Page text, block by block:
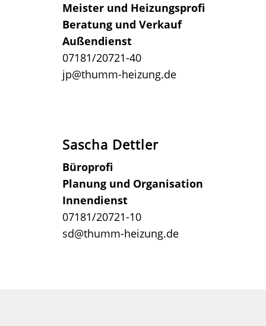
Meister und Heizungsprofi
Beratung und Verkauf
Außendienst
07181/20721-40
jp@thumm-heizung.de
Sascha Dettler
Büroprofi
Planung und Organisation
Innendienst
07181/20721-10
sd@thumm-heizung.de